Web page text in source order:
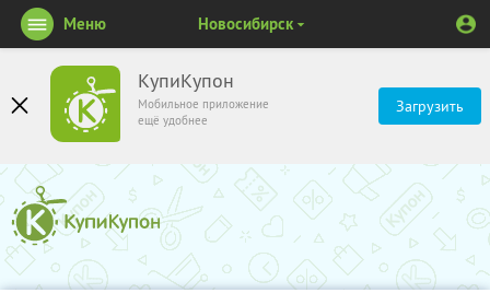
КупиКупон
Мобильное приложение
ещё удобнее
Загрузить
Меню Новосибирск